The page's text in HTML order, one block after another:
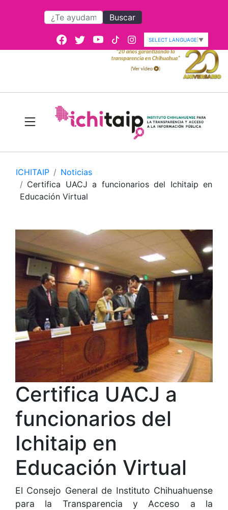
Buscar
SELECT LANGUAGE ▼
ICHITAIP
Noticias
Certifica UACJ a funcionarios del Ichitaip en
Educación Virtual
Certifica UACJ a
funcionarios del
Ichitaip en
Educación Virtual
El Consejo General de Instituto Chihuahuense
para la Transparencia y Acceso a la